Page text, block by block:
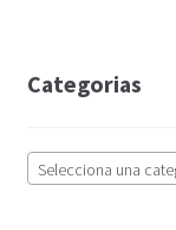
Categorias
Selecciona una